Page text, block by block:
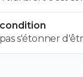
faire.
s'étonner